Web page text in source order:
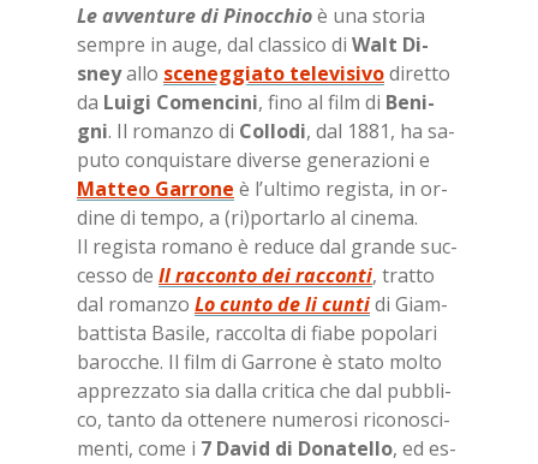
Le av­ven­tu­re di Pi­noc­chioè una sto­ria
sem­pre in auge, dal clas­si­co di Walt Di­
sneyallo sce­neg­gia­to te­le­vi­si­vodi­ret­to
da Lui­gi Co­men­ci­ni, fino al film di Be­ni­
gni. Il ro­man­zo di Col­lo­di, dal 1881, ha sa­
pu­to con­qui­sta­re di­ver­se ge­ne­ra­zio­ni e
Mat­teo Gar­ro­ne è l’ul­ti­mo re­gi­sta, in or­
di­ne di tem­po, a (ri)por­tar­lo al ci­ne­ma.
Il re­gi­sta ro­ma­no è re­du­ce dal gran­de suc­
ces­so de Il rac­con­to dei rac­con­ti, trat­to
dal ro­man­zo Lo cun­to de li cun­tidi Giam­
bat­ti­sta Ba­si­le, rac­col­ta di fia­be po­po­la­ri
ba­roc­che. Il film di Gar­ro­ne è sta­to mol­to
ap­prez­za­to sia dal­la cri­ti­ca che dal pub­bli­
co, tan­to da ot­te­ne­re nu­me­ro­si ri­co­no­sci­
men­ti, come i 7 Da­vid di Do­na­tel­lo, ed es­